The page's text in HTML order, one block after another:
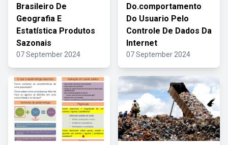
Brasileiro De
Geografia E
Estatística Produtos
Sazonais
07 September 2024
Do.comportamento
Do Usuario Pelo
Controle De Dados Da
Internet
07 September 2024